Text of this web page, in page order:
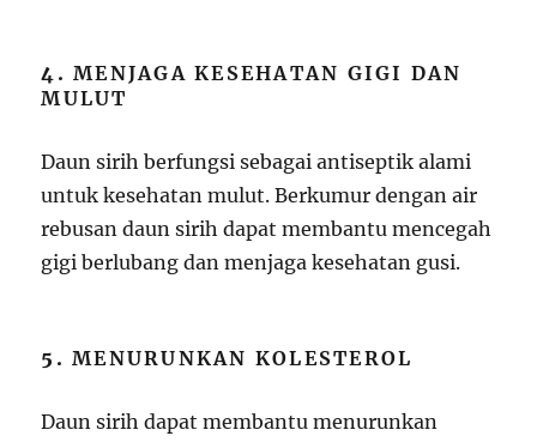
4.MENJAGA KESEHATAN GIGI DAN
MULUT
Daun sirih berfungsi sebagai antiseptik alami
untuk kesehatan mulut. Berkumur dengan air
rebusan daun sirih dapat membantu mencegah
gigi berlubang dan menjaga kesehatan gusi.
5.MENURUNKAN KOLESTEROL
Daun sirih dapat membantu menurunkan